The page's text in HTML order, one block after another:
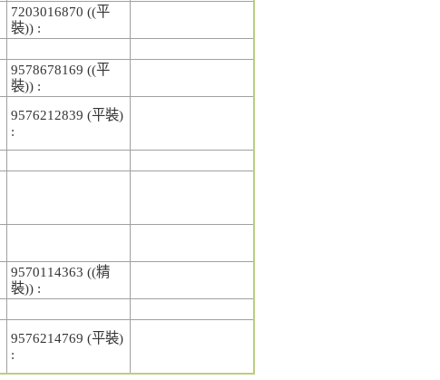
7203016870 ((平
裝)) :
9578678169 ((平
裝)) :
9576212839 (平裝)
:
9570114363 ((精
裝)) :
9576214769 (平裝)
: